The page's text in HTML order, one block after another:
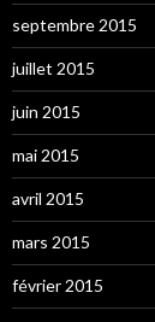
septembre 2015
juillet 2015
juin 2015
mai 2015
avril 2015
mars 2015
février 2015